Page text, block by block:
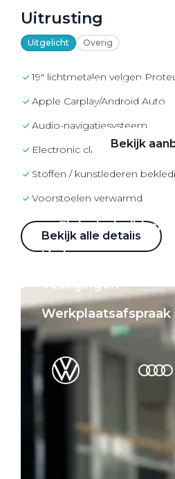
Elektrisch
Bekijk ons aanbod
Bekijk
Elektrisch rijden
Verhuur
Vestigingen
Werkplaatsafspraak
Uitrusting
Uitgelicht Overig
19" lichtmetalen velgen
Apple Carplay/Android Auto
audio-navigatiesysteem
electronic climate controle
Stoffen / kunstlederen
voorstoelen verwarmd
Bekijk alle details